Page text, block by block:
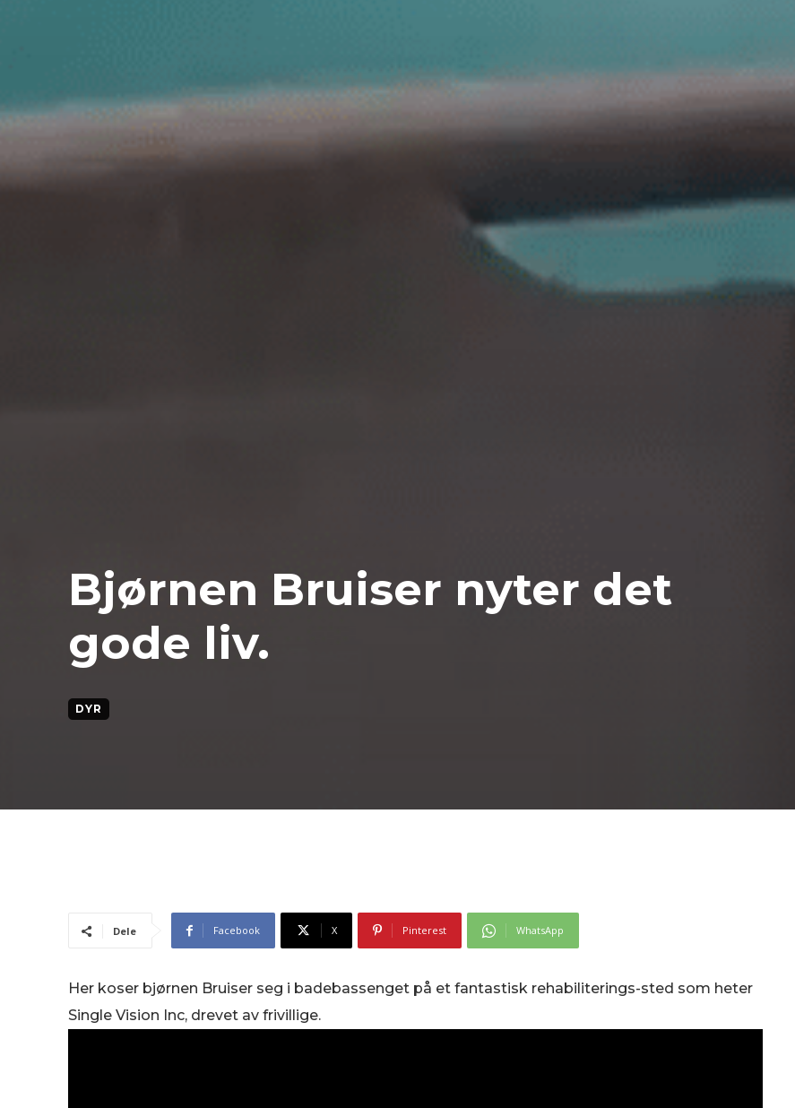
Bjørnen Bruiser nyter det
gode liv.
DYR
Dele Facebook X Pinterest WhatsApp
Her koser bjørnen Bruiser seg i badebassenget på et fantastisk rehabiliterings-sted som heter
Single Vision Inc, drevet av frivillige.